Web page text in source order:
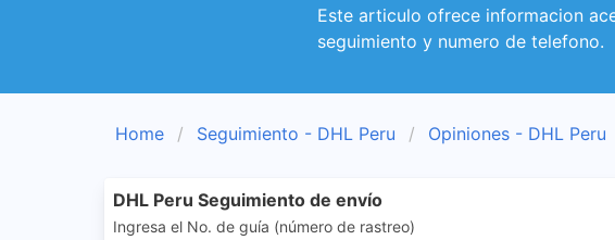
Este articulo ofrece informacion
seguimiento y numero de telefono.
Home Seguimiento - DHL Peru Opiniones - DHL Peru
DHL Peru Seguimiento de envío
Ingresa el No. de guía (número de rastreo)